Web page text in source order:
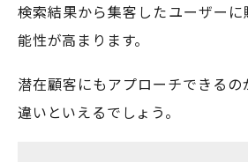
検索結果から集客したユーザー
能性が高まります。
潜在顧客にもアプローチできる
違いといえるでしょう。